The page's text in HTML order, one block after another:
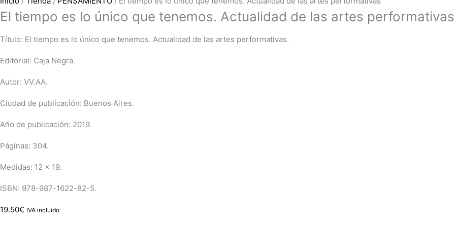
El tiempo es lo único que tenemos. Actualidad de las artes performativas
Título: El tiempo es lo único que tenemos. Actualidad de las artes performativas.
Editorial: Caja Negra.
Autor: VV.AA.
Ciudad de publicación: Buenos Aires.
Año de publicación: 2019.
Páginas: 304.
Medidas: 12 x 19.
ISBN: 978-987-1622-82-5.
19.50€ IVA incluido